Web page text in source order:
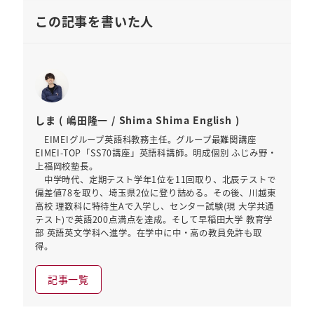
この記事を書いた人
しま ( 嶋田隆一 / Shima Shima English )
EIMEIグループ英語科教務主任。グループ最難関講座
EIMEI-TOP「SS70講座」英語科講師。明成個別 ふじみ野・
上福岡校塾長。
中学時代、定期テスト学年1位を11回取り、北辰テストで
偏差値78を取り、埼玉県2位に登り詰める。その後、川越東
高校 理数科に特待生Aで入学し、センター試験(現 大学共通
テスト)で英語200点満点を達成。そして早稲田大学 教育学
部 英語英文学科へ進学。在学中に中・高の教員免許も取
得。
記事一覧